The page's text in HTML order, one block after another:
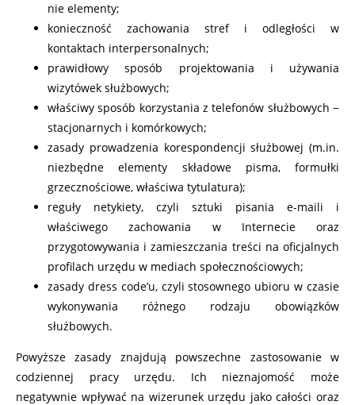
nie elementy;
konieczność zachowania stref i odległości w
kontaktach interpersonalnych;
prawidłowy sposób projektowania i używania
wizytówek służbowych;
właściwy sposób korzystania z telefonów służbowych −
stacjonarnych i komórkowych;
zasady prowadzenia korespondencji służbowej (m.in.
niezbędne elementy składowe pisma, formułki
grzecznościowe, właściwa tytulatura);
reguły netykiety, czyli sztuki pisania e-maili i
właściwego zachowania w Internecie oraz
przygotowywania i zamieszczania treści na oficjalnych
profilach urzędu w mediach społecznościowych;
zasady dress code’u, czyli stosownego ubioru w czasie
wykonywania różnego rodzaju obowiązków
służbowych.
Powyższe zasady znajdują powszechne zastosowanie w
codziennej pracy urzędu. Ich nieznajomość może
negatywnie wpływać na wizerunek urzędu jako całości oraz